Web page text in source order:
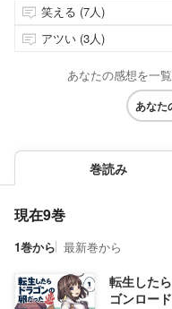
笑える (7人)
アツい (3人)
あなたの感想を一
あなた
巻読み
現在9巻
1巻から 最新巻から
転生した
ゴンロー